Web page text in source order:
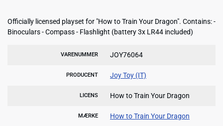
Officially licensed playset for "How to Train Your Dragon". Contains: -
Binoculars - Compass - Flashlight (battery 3x LR44 included)
VARENUMMER JOY76064
PRODUCENT Joy Toy (IT)
LICENS How to Train Your Dragon
MÆRKE How to Train Your Dragon